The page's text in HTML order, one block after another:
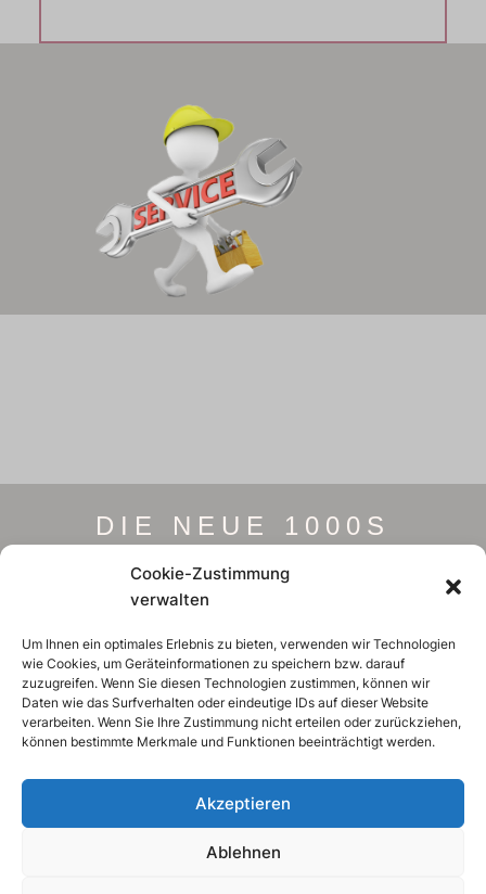
Cookie-Zustimmung
verwalten
Um Ihnen ein optimales Erlebnis zu bieten, verwenden wir Technologien
wie Cookies, um Geräteinformationen zu speichern bzw. darauf
zuzugreifen. Wenn Sie diesen Technologien zustimmen, können wir
Daten wie das Surfverhalten oder eindeutige IDs auf dieser Website
verarbeiten. Wenn Sie Ihre Zustimmung nicht erteilen oder zurückziehen,
können bestimmte Merkmale und Funktionen beeinträchtigt werden.
Akzeptieren
Ablehnen
ZUR PREISÜBERSICHT
DIE NEUE 1000S